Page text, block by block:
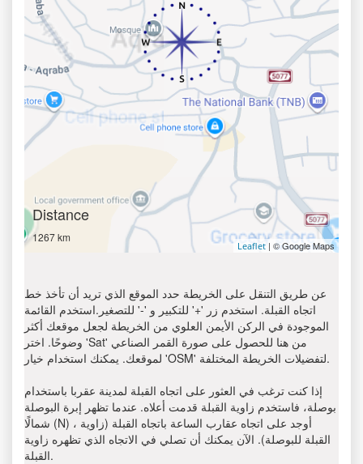
Distance
1267 km
Leaflet | © Google Maps
عن طريق التنقل على الخريطة حدد الموقع الذي تريد أن تأخذ خط
اتجاه القبلة. استخدم زر '+' للتكبير و '-' للتصغير.استخدم القائمة
الموجودة في الركن الأيمن العلوي من الخريطة لجعل موقعك أكثر
وضوحًا. اختر 'Sat' من هنا للحصول على صورة القمر الصناعي
لموقعك. يمكنك استخدام خيار 'OSM' لتفضيلات الخريطة المختلفة.
إذا كنت ترغب في العثور على اتجاه القبلة لمدينة عقربا باستخدام
بوصلة، فاستخدم زاوية القبلة قدمت أعلاه. عندما تظهر إبرة البوصلة
شمالًا (N) ، أوجد على اتجاه عقارب الساعة باتجاه القبلة (زاوية
القبلة للبوصلة). الآن يمكنك أن تصلي في الاتجاه الذي تظهره زاوية
القبلة.